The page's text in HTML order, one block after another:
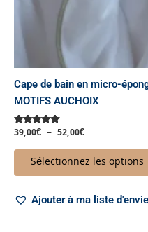
Cape de bain en micro-
MOTIFS AUCHOIX
Note
sur 5
39,00€ – 52,00€
Sélectionnez les options
Ajouter à ma liste